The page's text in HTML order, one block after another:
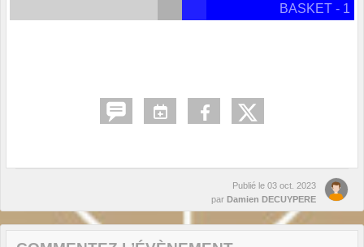
BASKET - 1
Publié le 03 oct. 2023
par Damien DECUYPERE